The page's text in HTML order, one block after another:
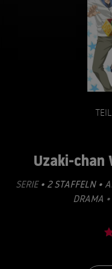
Uzaki-chan
SERIE • 2 STAFFELN •
DRAMA